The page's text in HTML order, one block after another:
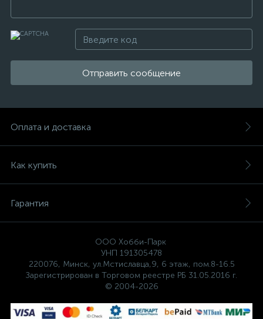
Отправить сообщение
Оплата и доставка
Как купить
Гарантия
ООО Хобби-Парк
УНП 191305478
220076, Минск, ул.Мстиславца,9, 6 этаж, пом.8-16.5
Зарегистрирован в Торговом реестре РБ 31.05.2016 г.
© 2004-2026